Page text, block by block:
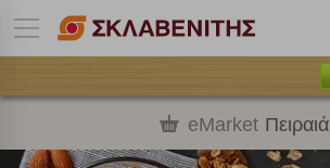
eMarket Πειραιά